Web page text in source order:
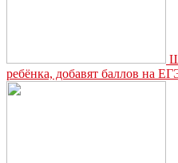
ребёнка, добавят баллов на